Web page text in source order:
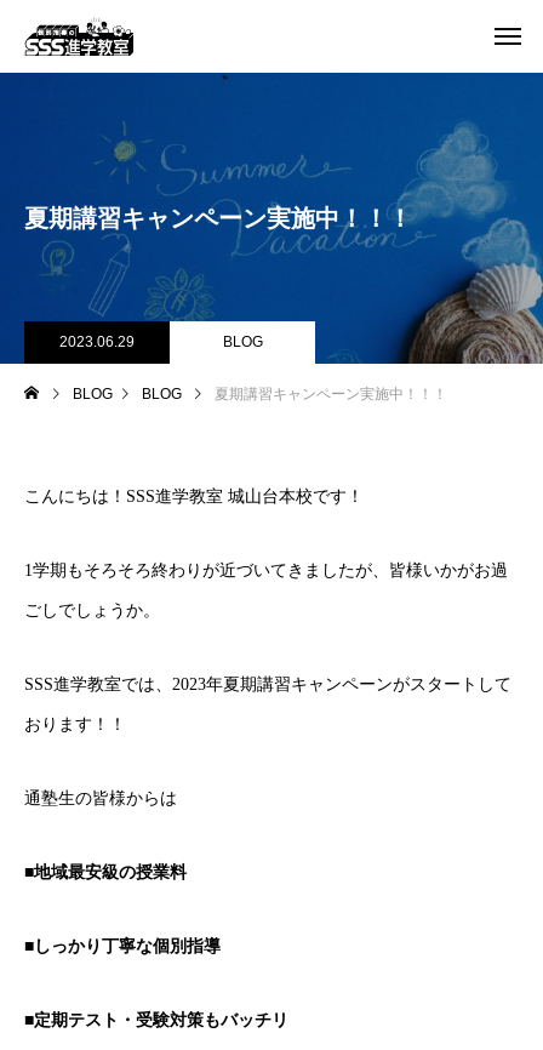
夏期講習キャンペーン実施中！！！
2023.06.29 BLOG
BLOG BLOG 夏期講習キャンペーン実施中！！！
こんにちは！SSS進学教室 城山台本校です！
1学期もそろそろ終わりが近づいてきましたが、皆様いかがお過
ごしでしょうか。
SSS進学教室では、2023年夏期講習キャンペーンがスタートして
おります！！
通塾生の皆様からは
■地域最安級の授業料
■しっかり丁寧な個別指導
■定期テスト・受験対策もバッチリ